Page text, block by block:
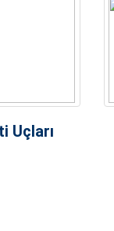
Uçları